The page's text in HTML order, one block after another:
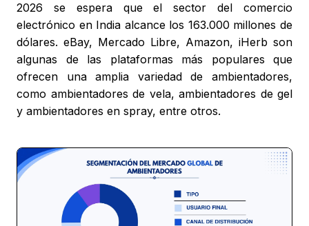
2026 se espera que el sector del comercio
electrónico en India alcance los 163.000 millones de
dólares. eBay, Mercado Libre, Amazon, iHerb son
algunas de las plataformas más populares que
ofrecen una amplia variedad de ambientadores,
como ambientadores de vela, ambientadores de gel
y ambientadores en spray, entre otros.